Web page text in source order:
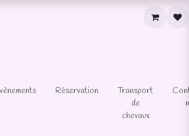
Réservation
Transport
de
chevaux